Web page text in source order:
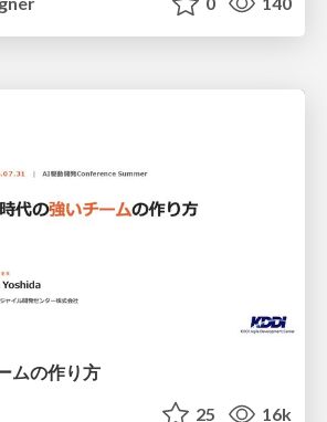
ムの作り方
25 16k